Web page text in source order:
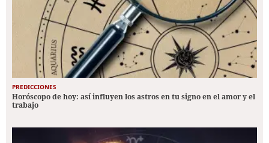
PREDICCIONES
Horóscopo de hoy: así influyen los astros en tu signo en el amor y el
trabajo